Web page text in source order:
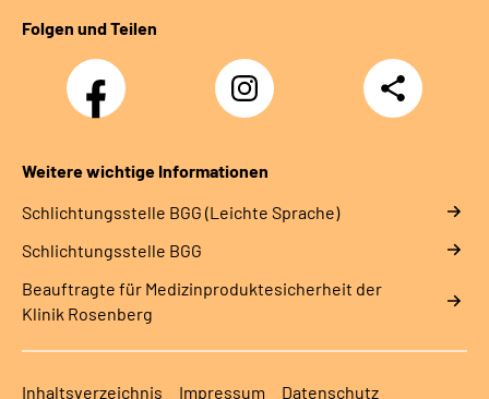
Folgen und Teilen
Facebook Instagram
Teilen
Weitere wichtige Informationen
Schlich­tungs­stel­le BGG (Leichte Sprache)
Schlich­tungs­stel­le BGG
Beauftragte für Medizinproduktesicherheit der
Klinik Rosenberg
Inhaltsverzeichnis Impressum Datenschutz